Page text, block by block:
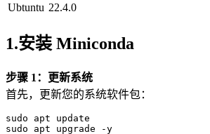
Ubtuntu 22.4.0
1.安装 Miniconda
步骤 1：更新系统
首先，更新您的系统软件包：
sudo apt update